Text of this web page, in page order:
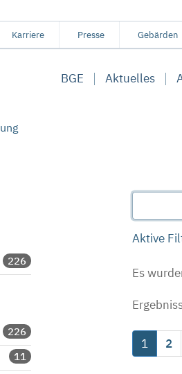
Karriere Presse Gebärden
BGE Aktuelles
226
226
11
Aktive
Es
1 2